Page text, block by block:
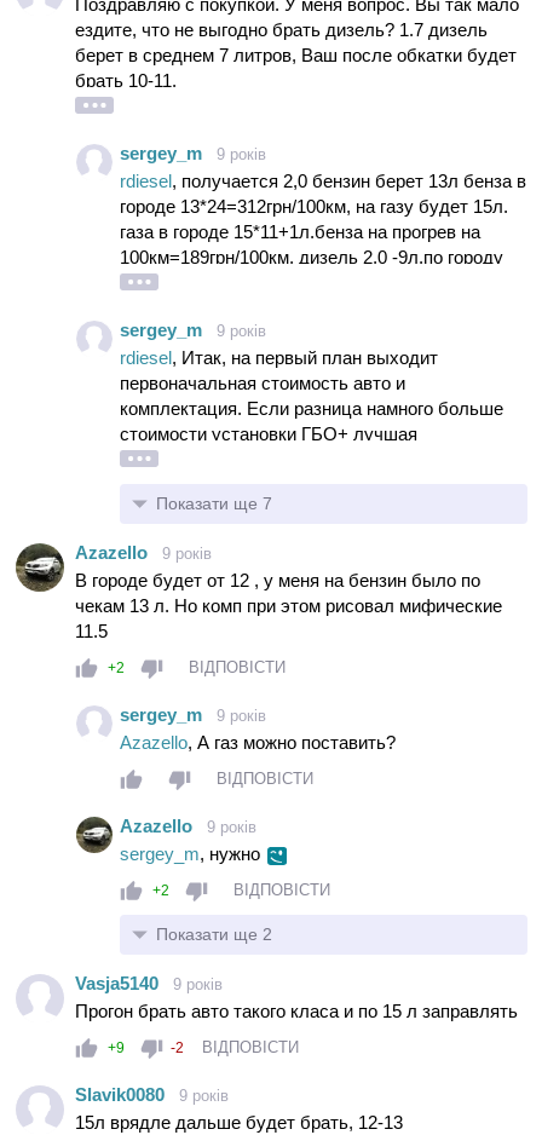
поклеить плекy).Сейчас рассматриваю этот вариант.
Спасибо
Поздравляю с покупкой. У меня вопрос. Вы так мало
ездите, что не выгодно брать дизель? 1.7 дизель
берет в среднем 7 литров, Ваш после обкатки будет
брать 10-11.
sergey_m 9 років
rdiesel, получается 2,0 бензин берет 13л бенза в
городе 13*24=312грн/100км, на газу будет 15л.
газа в городе 15*11+1л.бенза на прогрев на
100км=189грн/100км, дизель 2,0 -9л.по городу
9*22=198грн/100км, дизель 1,7 8л по городу
Итак
2,0 бенз 312грн/100км
2,0 газ 189грн/100км
1,7 диз 176грн/100км
2,0 диз 198грн/100км
ГБО пусть стоит 600 дол*27=16200грн.
никогда не отобьется. Разница 2,0 дизеля и 2,0
отобьется через 180000км)).
sergey_m 9 років
rdiesel, Итак, на первый план выходит
первоначальная стоимость авто и
комплектация. Если разница намного больше
стоимости установки ГБО+ лучшая
комплектация то можно думать за бензин.
Показати ще 7
Azazello 9 років
В городе будет от 12 , у меня на бензин было по
чекам 13 л. Но комп при этом рисовал мифические
11.5
+2 ВІДПОВІСТИ
sergey_m 9 років
Azazello, А газ можно поставить?
ВІДПОВІСТИ
Azazello 9 років
sergey_m, нужно
+2 ВІДПОВІСТИ
Показати ще 2
Vasja5140 9 років
Прогон брать авто такого класа и по 15 л заправлять
+9 -2 ВІДПОВІСТИ
Slavik0080 9 років
15л врядле дальше будет брать, 12-13